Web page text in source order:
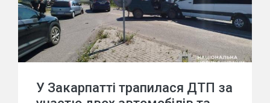
У Закарпатті трапилася ДТП за